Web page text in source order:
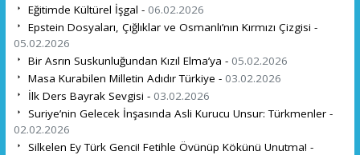
Eğitimde Kültürel İşgal - 06.02.2026
Epstein Dosyaları, Çığlıklar ve Osmanlı’nın Kırmızı Çizgisi -
05.02.2026
Bir Asrın Suskunluğundan Kızıl Elma’ya - 05.02.2026
Masa Kurabilen Milletin Adıdır Türkiye - 03.02.2026
İlk Ders Bayrak Sevgisi - 03.02.2026
Suriye’nin Gelecek İnşasında Asli Kurucu Unsur: Türkmenler -
02.02.2026
Silkelen Ey Türk Genci! Fetihle Övünüp Kökünü Unutma! -